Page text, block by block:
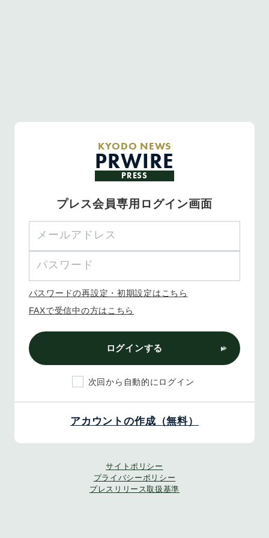
KYODO NEWS
PRWIRE
PRESS
プレス会員専用ログイン画面
パスワードの再設定・初期設定はこちら
FAXで受信中の方はこちら
ログインする
次回から自動的にログイン
アカウントの作成（無料）
サイトポリシー
プライバシーポリシー
プレスリリース取扱基準